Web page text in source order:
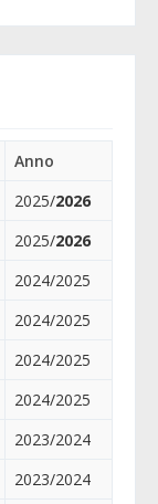
Anno
2025/2026
2025/2026
2024/2025
2024/2025
2024/2025
2024/2025
2023/2024
2023/2024